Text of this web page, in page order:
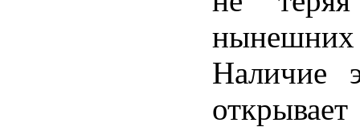
Наличие